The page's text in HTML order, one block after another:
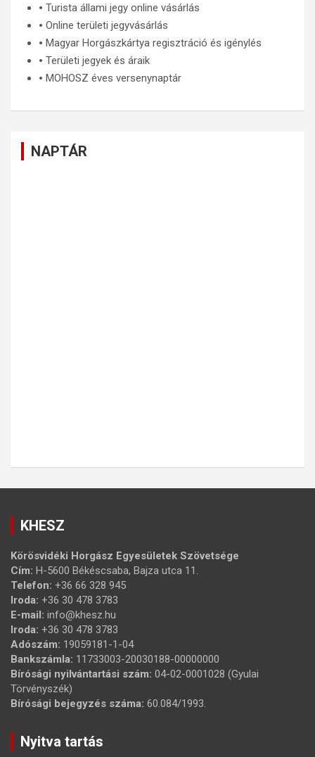
🞄 Turista állami jegy online vásárlás
🞄 Online területi jegyvásárlás
🞄 Magyar Horgászkártya regisztráció és igénylés
🞄 Területi jegyek és áraik
🞄 MOHOSZ éves versenynaptár
NAPTÁR
KHESZ
Körösvidéki Horgász Egyesületek Szövetsége
Cím: H-5600 Békéscsaba, Bajza utca 11.
Telefon: +36 66 328 945
Iroda: +36 30 478 3783
E-mail: info@khesz.hu
Iroda: +36 30 478 3783
Adószám: 19059181-1-04
Bankszámla: 11733003-20030188-00000000
Bírósági nyilvántartási szám: 04-02-0001028 (Gyulai
Törvényszék)
Bírósági bejegyzés száma: 60.084/1993.
Nyitva tartás